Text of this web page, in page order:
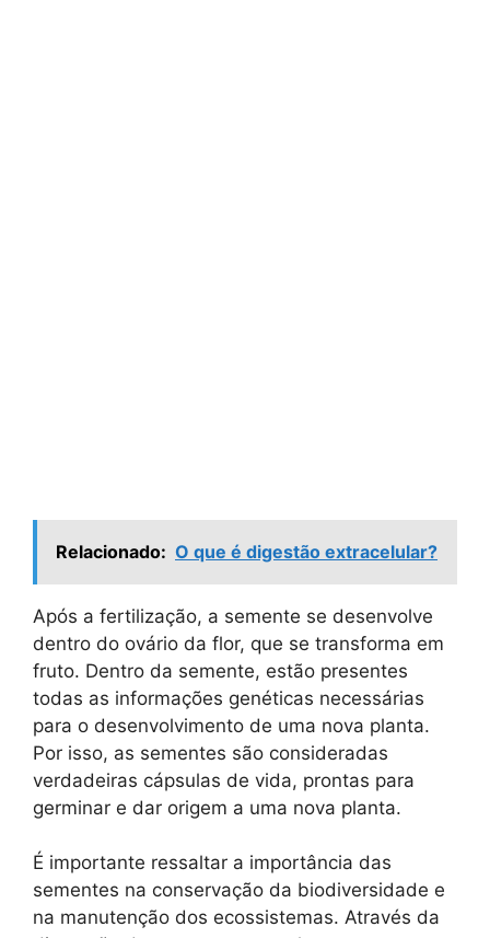
Relacionado: O que é digestão extracelular?
Após a fertilização, a semente se desenvolve
dentro do ovário da flor, que se transforma em
fruto. Dentro da semente, estão presentes
todas as informações genéticas necessárias
para o desenvolvimento de uma nova planta.
Por isso, as sementes são consideradas
verdadeiras cápsulas de vida, prontas para
germinar e dar origem a uma nova planta.
É importante ressaltar a importância das
sementes na conservação da biodiversidade e
na manutenção dos ecossistemas. Através da